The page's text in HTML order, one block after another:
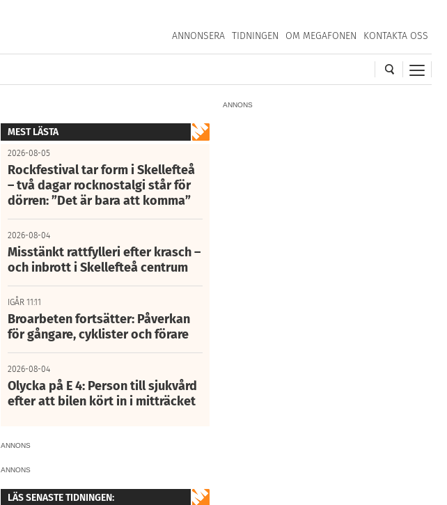
ANNONSERA TIDNINGEN OM MEGAFONEN KONTAKTA OSS
ANNONS
MEST LÄSTA
2026-08-05
Rockfestival tar form i Skellefteå
– två dagar rocknostalgi står för
dörren: ”Det är bara att komma”
2026-08-04
Misstänkt rattfylleri efter krasch –
och inbrott i Skellefteå centrum
IGÅR 11:11
Broarbeten fortsätter: Påverkan
för gångare, cyklister och förare
2026-08-04
Olycka på E 4: Person till sjukvård
efter att bilen kört in i mitträcket
ANNONS
ANNONS
LÄS SENASTE TIDNINGEN: